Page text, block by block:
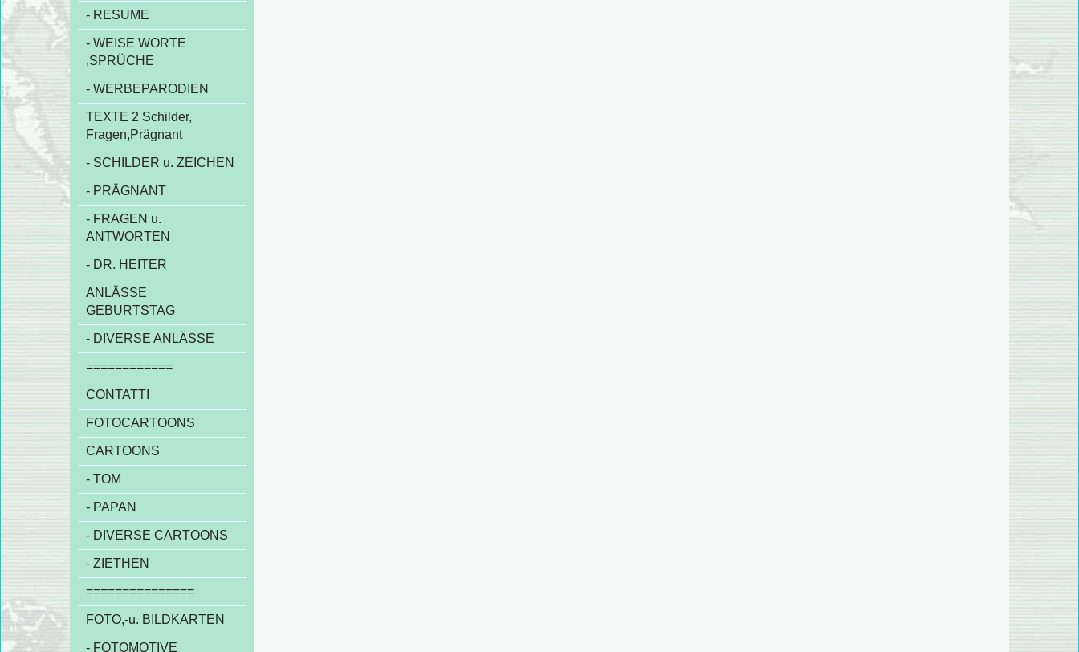
- RESUME
- WEISE WORTE
,SPRÜCHE
- WERBEPARODIEN
TEXTE 2 Schilder,
Fragen,Prägnant
- SCHILDER u. ZEICHEN
- PRÄGNANT
- FRAGEN u.
ANTWORTEN
- DR. HEITER
ANLÄSSE
GEBURTSTAG
- DIVERSE ANLÄSSE
============
CONTATTI
FOTOCARTOONS
CARTOONS
- TOM
- PAPAN
- DIVERSE CARTOONS
- ZIETHEN
===============
FOTO,-u. BILDKARTEN
- FOTOMOTIVE